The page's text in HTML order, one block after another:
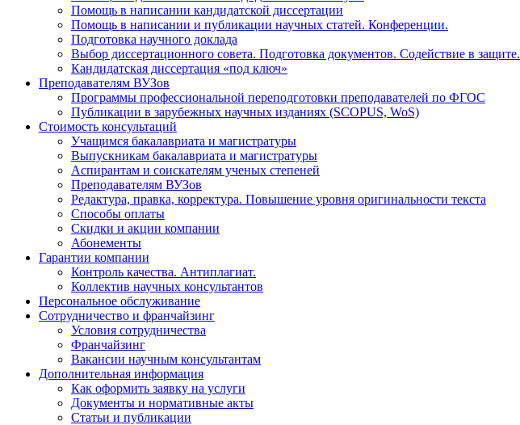
Помощь в написании кандидатской диссертации
Помощь в написании и публикации научных статей. Конференции.
Подготовка научного доклада
Выбор диссертационного совета. Подготовка документов. Содействие в защите.
Кандидатская диссертация «под ключ»
Преподавателям ВУЗов
Программы профессиональной переподготовки преподавателей по ФГОС
Публикации в зарубежных научных изданиях (SCOPUS, WoS)
Стоимость консультаций
Учащимся бакалавриата и магистратуры
Выпускникам бакалавриата и магистратуры
Аспирантам и соискателям ученых степеней
Преподавателям ВУЗов
Редактура, правка, корректура. Повышение уровня оригинальности текста
Способы оплаты
Скидки и акции компании
Абонементы
Гарантии компании
Контроль качества. Антиплагиат.
Коллектив научных консультантов
Персональное обслуживание
Сотрудничество и франчайзинг
Условия сотрудничества
Франчайзинг
Вакансии научным консультантам
Дополнительная информация
Как оформить заявку на услуги
Документы и нормативные акты
Статьи и публикации